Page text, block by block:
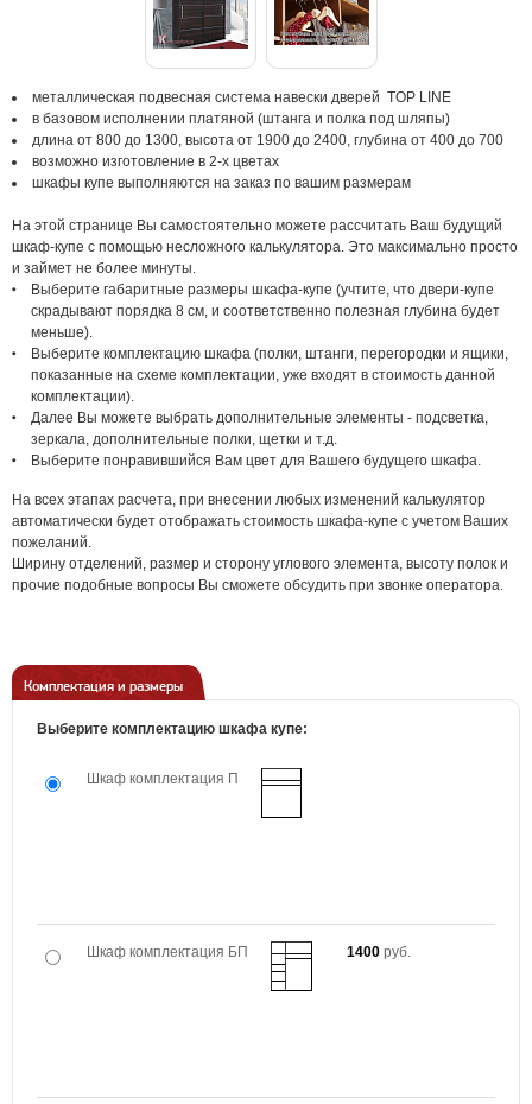
металлическая подвесная система навески дверей TOP LINE
в базовом исполнении платяной (штанга и полка под шляпы)
длина от 800 до 1300, высота от 1900 до 2400, глубина от 400 до 700
возможно изготовление в 2-х цветах
шкафы купе выполняются на заказ по вашим размерам
На этой странице Вы самостоятельно можете рассчитать Ваш будущий
шкаф-купе с помощью несложного калькулятора. Это максимально просто
и займет не более минуты.
Выберите габаритные размеры шкафа-купе (учтите, что двери-купе
скрадывают порядка 8 см, и соответственно полезная глубина будет
меньше).
Выберите комплектацию шкафа (полки, штанги, перегородки и ящики,
показанные на схеме комплектации, уже входят в стоимость данной
комплектации).
Далее Вы можете выбрать дополнительные элементы - подсветка,
зеркала, дополнительные полки, щетки и т.д.
Выберите понравившийся Вам цвет для Вашего будущего шкафа.
На всех этапах расчета, при внесении любых изменений калькулятор
автоматически будет отображать стоимость шкафа-купе с учетом Ваших
пожеланий.
Ширину отделений, размер и сторону углового элемента, высоту полок и
прочие подобные вопросы Вы сможете обсудить при звонке оператора.
Комплектация и размеры
Выберите комплектацию шкафа купе:
Шкаф комплектация П
Шкаф комплектация БП 1400 руб.